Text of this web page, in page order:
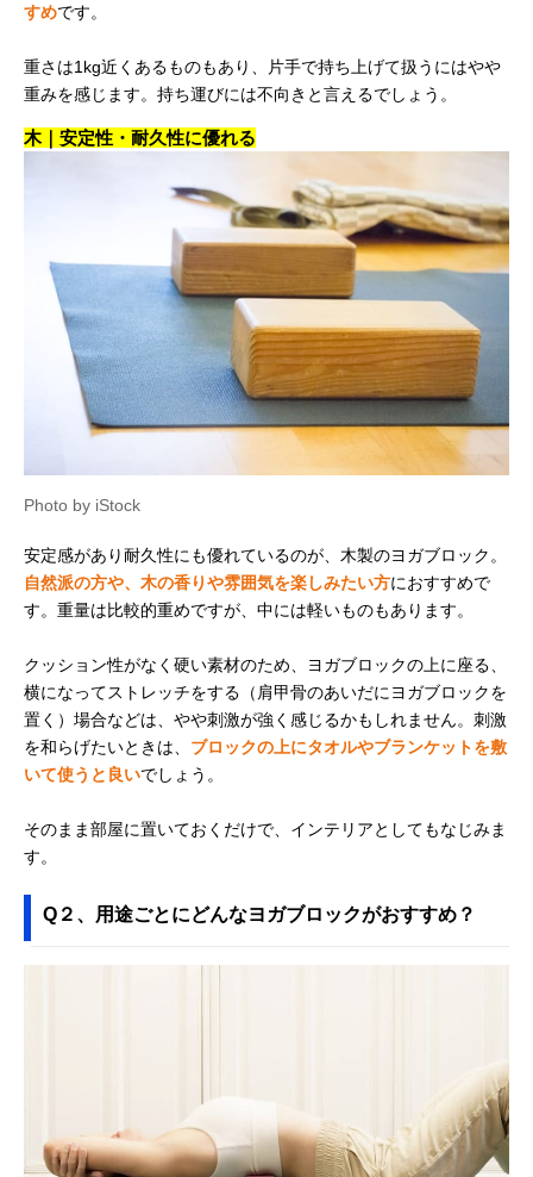
すめです。
重さは1kg近くあるものもあり、片手で持ち上げて扱うにはやや
重みを感じます。持ち運びには不向きと言えるでしょう。
木｜安定性・耐久性に優れる
Photo by iStock
安定感があり耐久性にも優れているのが、木製のヨガブロック。
自然派の方や、木の香りや雰囲気を楽しみたい方におすすめで
す。重量は比較的重めですが、中には軽いものもあります。
クッション性がなく硬い素材のため、ヨガブロックの上に座る、
横になってストレッチをする（肩甲骨のあいだにヨガブロックを
置く）場合などは、やや刺激が強く感じるかもしれません。刺激
を和らげたいときは、 ブロックの上にタオルやブランケットを敷
いて使うと良いでしょう。
そのまま部屋に置いておくだけで、インテリアとしてもなじみま
す。
Q２、用途ごとにどんなヨガブロックがおすすめ？